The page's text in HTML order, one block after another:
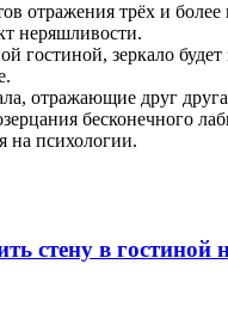
отражения трёх и более
неряшливости.
гостиной, зеркало будет
отражающие друг
бесконечного
на психологии.
стену в гостиной